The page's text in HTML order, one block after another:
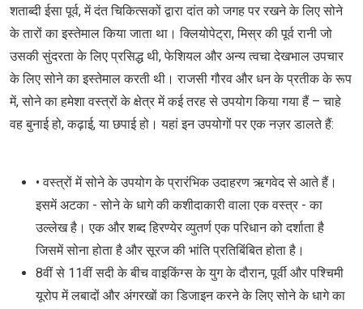
शताब्दी ईसा पूर्व, में दंत चिकित्सकों द्वारा दांत को जगह पर रखने के लिए सोने
के तारों का इस्तेमाल किया जाता था। क्लियोपेट्रा, मिस्र की पूर्व रानी जो
उसकी सुंदरता के लिए प्रसिद्ध थी, फेशियल और अन्य त्वचा देखभाल उपचार
के लिए सोने का इस्तेमाल करती थी। राजसी गौरव और धन के प्रतीक के रूप
में, सोने का हमेशा वस्त्रों के क्षेत्र में कई तरह से उपयोग किया गया हैं – चाहे
वह बुनाई हो, कढ़ाई, या छपाई हो। यहां इन उपयोगों पर एक नज़र डालते हैं:
• वस्त्रों में सोने के उपयोग के प्रारंभिक उदाहरण ऋगवेद से आते हैं।
इसमें अटका - सोने के धागे की कशीदाकारी वाला एक वस्त्र - का
उल्लेख है। एक और शब्द हिरण्‍येर व्‍युतर्ण एक परिधान को दर्शाता है
जिसमें सोना होता है और सूरज की भांति प्रतिबिंबित होता है।
8वीं से 11वीं सदी के बीच वाइकिंग्स के युग के दौरान, पूर्वी और पश्चिमी
यूरोप में लबादों और अंगरखों का डिजाइन करने के लिए सोने के धागे का